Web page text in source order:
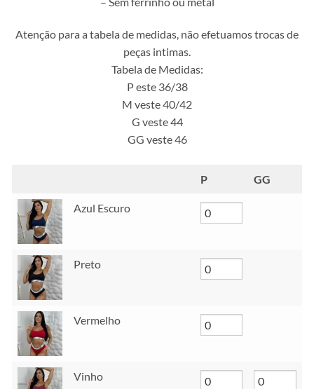
Atenção para a tabela de medidas, não efetuamos trocas de
peças intimas.
Tabela de Medidas:
P este 36/38
M veste 40/42
G veste 44
GG veste 46
P GG
Azul Escuro
Preto
Vermelho
Vinho